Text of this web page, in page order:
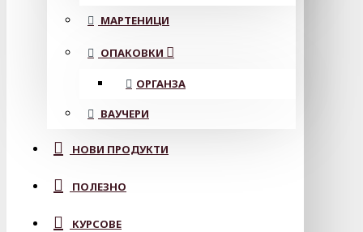
МАРТЕНИЦИ
ОПАКОВКИ
ОРГАНЗА
ВАУЧЕРИ
НОВИ ПРОДУКТИ
ПОЛЕЗНО
КУРСОВЕ